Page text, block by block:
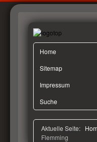
Home
Sitemap
Impressum
Suche
Aktuelle Seite:
Flemming